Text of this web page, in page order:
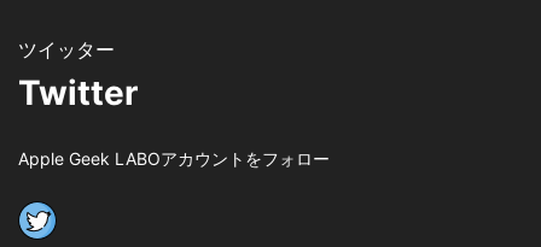
Twitter
Apple Geek LABOアカウントをフォロー